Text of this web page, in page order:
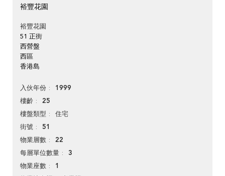
裕豐花園
裕豐花園
51 正街
西營盤
西區
香港島
入伙年份 1999
樓齡 25
樓盤類型 住宅
街號 51
物業層數 22
每層單位數量 3
物業座數 1